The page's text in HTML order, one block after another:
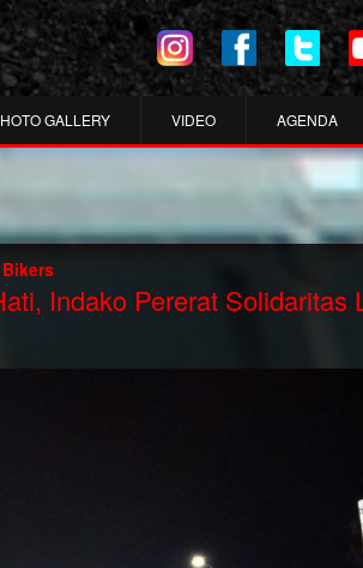
GALLERY VIDEO AGENDA
Indako Pererat Solidaritas